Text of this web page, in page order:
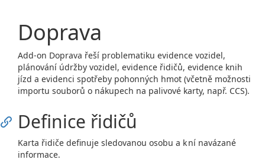
Doprava
Add-on Doprava řeší problematiku evidence vozidel,
plánování údržby vozidel, evidence řidičů, evidence knih
jízd a evidenci spotřeby pohonných hmot (včetně možnosti
importu souborů o nákupech na palivové karty, např. CCS).
Definice řidičů
Karta řidiče definuje sledovanou osobu a k ní navázané
informace.